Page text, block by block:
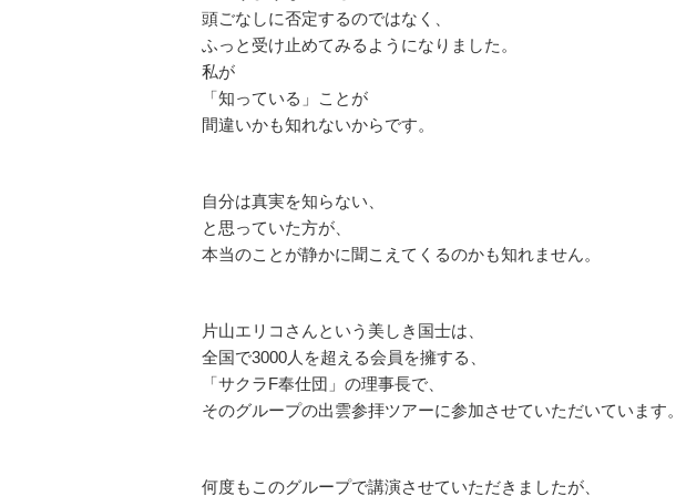
頭ごなしに否定するのではなく、
ふっと受け止めてみるようになりました。
私が
「知っている」ことが
間違いかも知れないからです。
自分は真実を知らない、
と思っていた方が、
本当のことが静かに聞こえてくるのかも知れません。
片山エリコさんという美しき国士は、
全国で3000人を超える会員を擁する、
「サクラF奉仕団」の理事長で、
そのグループの出雲参拝ツアーに参加させていただいています。
何度もこのグループで講演させていただきましたが、